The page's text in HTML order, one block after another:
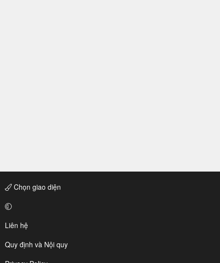
Chọn giao diện
Liên hệ
Quy định và Nội quy